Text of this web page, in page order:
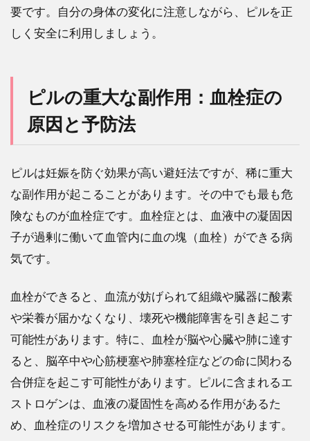
要です。自分の身体の変化に注意しながら、ピルを正
しく安全に利用しましょう。
ピルの重大な副作用：血栓症の
原因と予防法
ピルは妊娠を防ぐ効果が高い避妊法ですが、稀に重大
な副作用が起こることがあります。その中でも最も危
険なものが血栓症です。血栓症とは、血液中の凝固因
子が過剰に働いて血管内に血の塊（血栓）ができる病
気です。
血栓ができると、血流が妨げられて組織や臓器に酸素
や栄養が届かなくなり、壊死や機能障害を引き起こす
可能性があります。特に、血栓が脳や心臓や肺に達す
ると、脳卒中や心筋梗塞や肺塞栓症などの命に関わる
合併症を起こす可能性があります。ピルに含まれるエ
ストロゲンは、血液の凝固性を高める作用があるた
め、血栓症のリスクを増加させる可能性があります。